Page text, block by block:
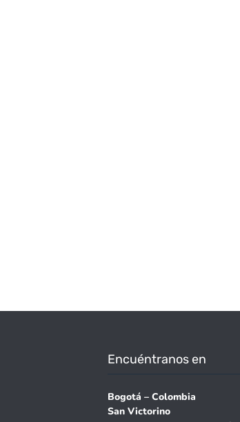
Encuéntranos en
Bogotá – Colombia
San Victorino